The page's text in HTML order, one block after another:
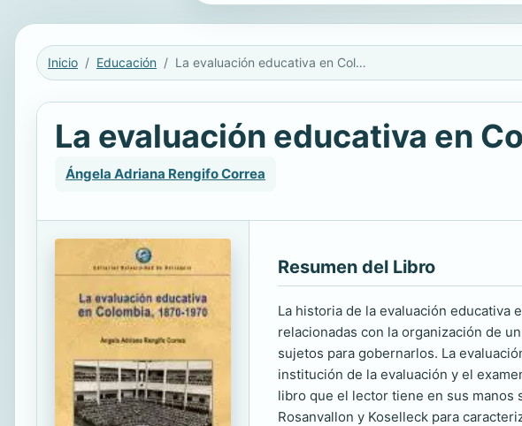
Inicio Educación La evaluación educativa en Colombia, 1870-1970
La evaluación educativa en
Ángela Adriana Rengifo Correa
Resumen del Libro
La historia de la evaluación educativa
relacionadas con la organización de
sujetos para gobernarlos. La
institución de la evaluación y el
libro que el lector tiene en sus manos
Rosanvallon y Koselleck para